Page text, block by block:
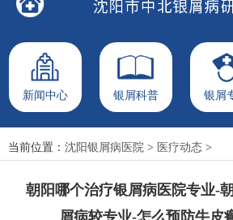
新闻中心 银屑科普 银屑
当前位置： 沈阳银屑病医院 > 医疗动态 >
朝阳哪个治疗银屑病医院专业-
屑病较专业-怎么预防牛皮